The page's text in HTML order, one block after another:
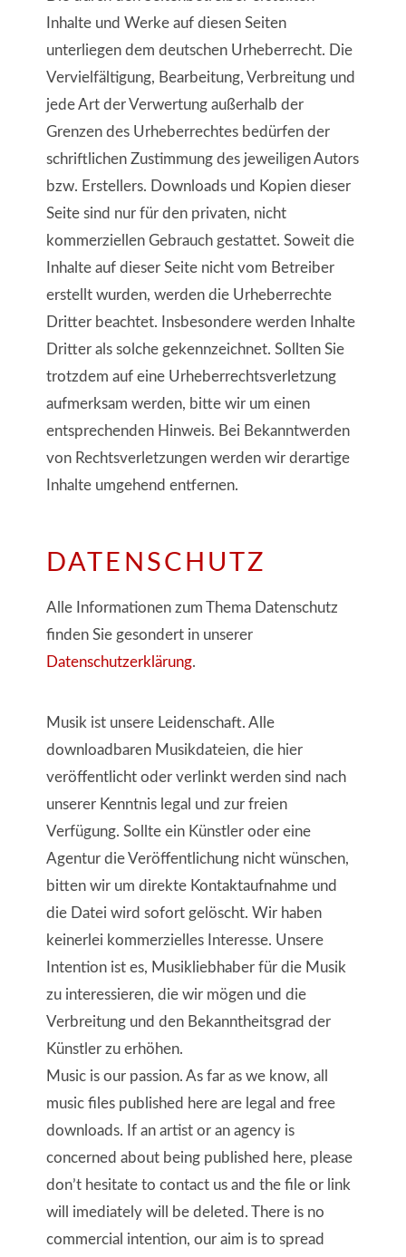
Inhalte und Werke auf diesen Seiten
unterliegen dem deutschen Urheberrecht. Die
Vervielfältigung, Bearbeitung, Verbreitung und
jede Art der Verwertung außerhalb der
Grenzen des Urheberrechtes bedürfen der
schriftlichen Zustimmung des jeweiligen Autors
bzw. Erstellers. Downloads und Kopien dieser
Seite sind nur für den privaten, nicht
kommerziellen Gebrauch gestattet. Soweit die
Inhalte auf dieser Seite nicht vom Betreiber
erstellt wurden, werden die Urheberrechte
Dritter beachtet. Insbesondere werden Inhalte
Dritter als solche gekennzeichnet. Sollten Sie
trotzdem auf eine Urheberrechtsverletzung
aufmerksam werden, bitte wir um einen
entsprechenden Hinweis. Bei Bekanntwerden
von Rechtsverletzungen werden wir derartige
Inhalte umgehend entfernen.
DATENSCHUTZ
Alle Informationen zum Thema Datenschutz
finden Sie gesondert in unserer
Datenschutzerklärung.
Musik ist unsere Leidenschaft. Alle
downloadbaren Musikdateien, die hier
veröffentlicht oder verlinkt werden sind nach
unserer Kenntnis legal und zur freien
Verfügung. Sollte ein Künstler oder eine
Agentur die Veröffentlichung nicht wünschen,
bitten wir um direkte Kontaktaufnahme und
die Datei wird sofort gelöscht. Wir haben
keinerlei kommerzielles Interesse. Unsere
Intention ist es, Musikliebhaber für die Musik
zu interessieren, die wir mögen und die
Verbreitung und den Bekanntheitsgrad der
Künstler zu erhöhen.
Music is our passion. As far as we know, all
music files published here are legal and free
downloads. If an artist or an agency is
concerned about being published here, please
don’t hesitate to contact us and the file or link
will imediately will be deleted. There is no
commercial intention, our aim is to spread